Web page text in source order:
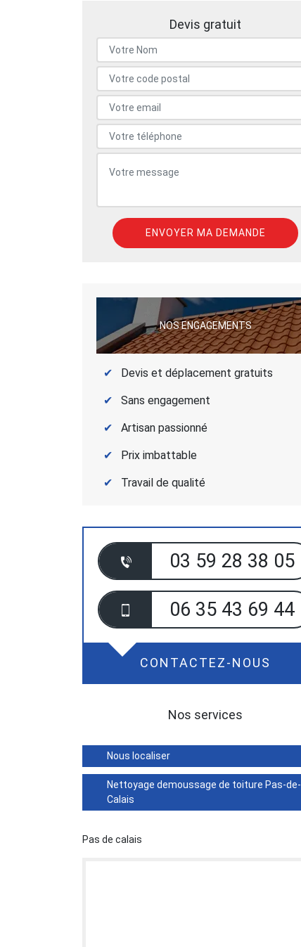
Devis gratuit
NOS ENGAGEMENTS
Devis et déplacement gratuits
Sans engagement
Artisan passionné
Prix imbattable
Travail de qualité
03 59 28 38 05
06 35 43 69 44
CONTACTEZ-NOUS
Nos services
Nous localiser
Nettoyage demoussage de toiture Pas-de-
Calais
Pas de calais